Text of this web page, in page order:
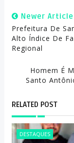
Newer Article
Prefeitura De
Alto Índice De
Regional
Homem É
Santo
RELATED POST
DESTAQUES